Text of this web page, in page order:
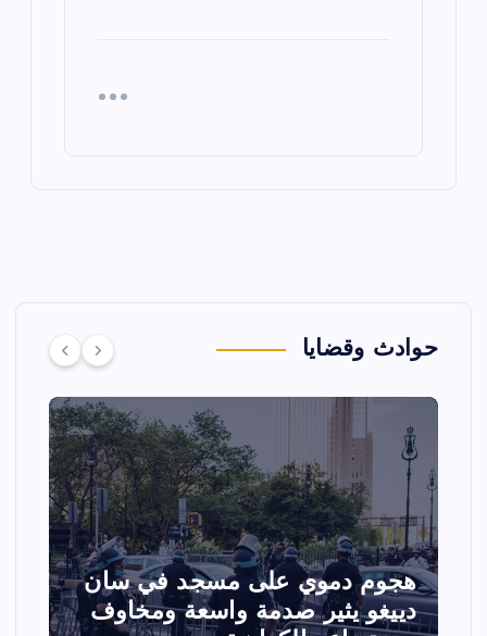
حوادث وقضايا
تصادم مقاتلتين أمريكيتين خلال
عرض جوي في ولاية أيداهو وإلغاء